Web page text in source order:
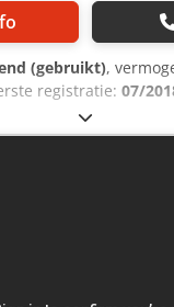
(gebruikt),
registratie: 07/
, Uitrusting:
Aantal cilinders:
3 CE-
A Tn Hepfx Alyjrf
aanvraag Serienummer: